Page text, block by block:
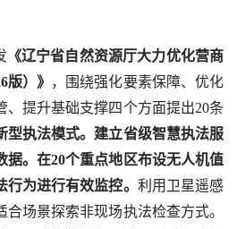
《辽宁省自然资源厅大力优化营商
版）》 ，围绕强化要素保障、优化
、提升基础支撑四个方面提出20条
型执法模式。建立省级智慧执法服
据。在20个重点地区布设无人机值
为进行有效监控。 利用卫星遥感
场景探索非现场执法检查方式。